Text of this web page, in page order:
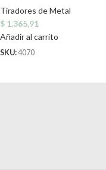
Tiradores de Metal
$ 1.365,91
Añadir al carrito
SKU:4070